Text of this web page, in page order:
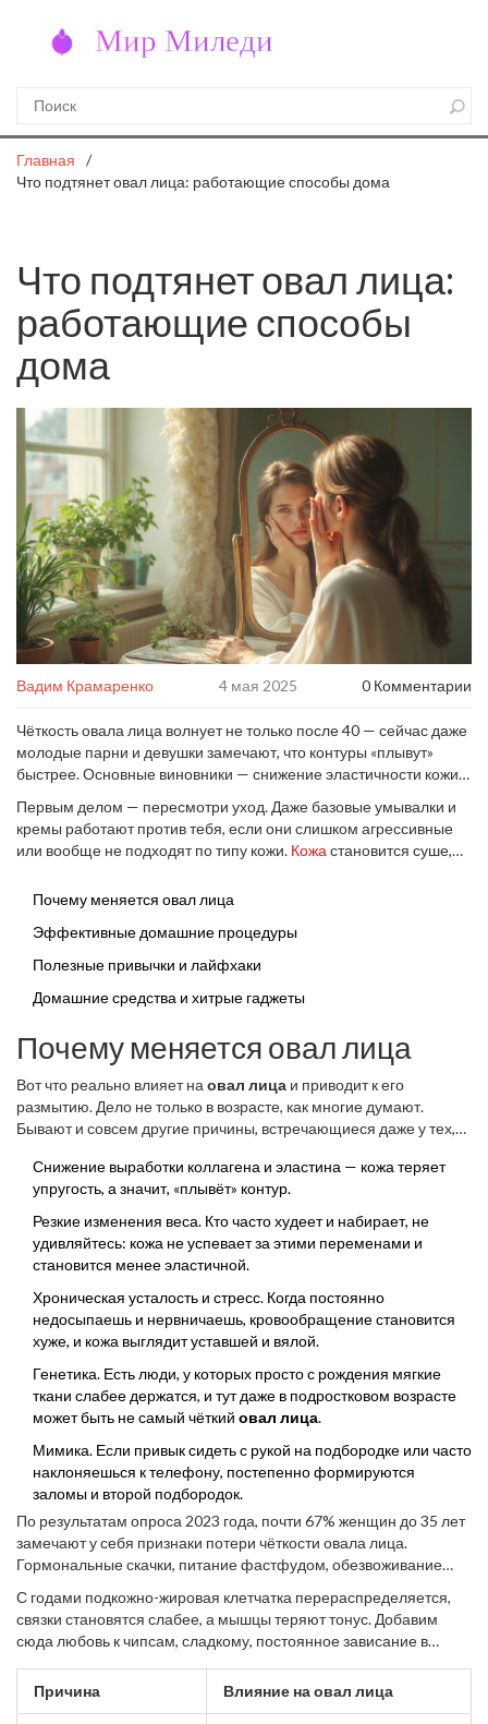
Главная
Что подтянет овал лица: работающие способы дома
Что подтянет овал лица:
работающие способы
дома
Вадим Крамаренко 4 мая 2025 0 Комментарии
Чёткость овала лица волнует не только после 40 — сейчас даже
молодые парни и девушки замечают, что контуры «плывут»
быстрее. Основные виновники — снижение эластичности кожи,
полуночи. Нет, магии тут не будет, но кое-что реально можно
сделать без дорогих салонов.
Первым делом — пересмотри уход. Даже базовые умывалки и
кремы работают против тебя, если они слишком агрессивные
или вообще не подходят по типу кожи. Кожа становится суше,
Попробуй лёгкие массирующие движения при нанесении
работает на тонус.
Почему меняется овал лица
Эффективные домашние процедуры
Полезные привычки и лайфхаки
Домашние средства и хитрые гаджеты
Почему меняется овал лица
Вот что реально влияет на овал лица и приводит к его
размытию. Дело не только в возрасте, как многие думают.
Бывают и совсем другие причины, встречающиеся даже у тех,
Снижение выработки коллагена и эластина — кожа теряет
упругость, а значит, «плывёт» контур.
Резкие изменения веса. Кто часто худеет и набирает, не
удивляйтесь: кожа не успевает за этими переменами и
становится менее эластичной.
Хроническая усталость и стресс. Когда постоянно
недосыпаешь и нервничаешь, кровообращение становится
хуже, и кожа выглядит уставшей и вялой.
Генетика. Есть люди, у которых просто с рождения мягкие
ткани слабее держатся, и тут даже в подростковом возрасте
может быть не самый чёткий овал лица.
Мимика. Если привык сидеть с рукой на подбородке или часто
наклоняешься к телефону, постепенно формируются
заломы и второй подбородок.
По результатам опроса 2023 года, почти 67% женщин до 35 лет
замечают у себя признаки потери чёткости овала лица.
Гормональные скачки, питание фастфудом, обезвоживание
С годами подкожно-жировая клетчатка перераспределяется,
связки становятся слабее, а мышцы теряют тонус. Добавим
сюда любовь к чипсам, сладкому, постоянное зависание в
превращается в размытый контур.
Причина Влияние на овал лица